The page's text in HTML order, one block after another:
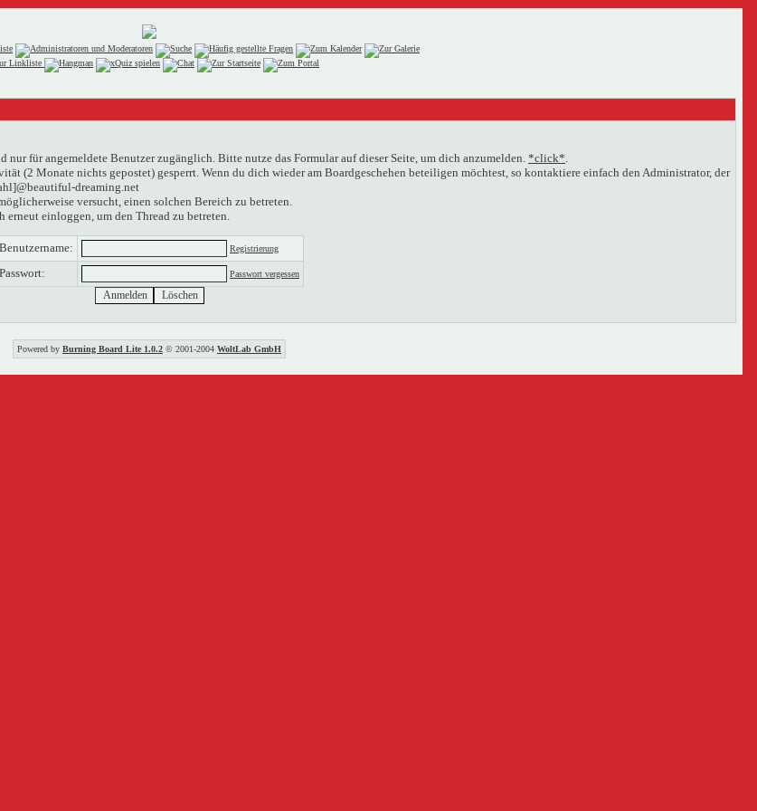
für angemeldete Benutzer zugänglich. Bitte nutze das Formular auf dieser Seite, um dich anzumelden. *click*.
(2 Monate nichts gepostet) gesperrt. Wenn du dich wieder am Boardgeschehen beteiligen möchtest, so kontaktiere einfach den Administrator, der
dreaming.net
versucht, einen solchen Bereich zu betreten.
einloggen, um den Thread zu betreten.
Benutzername: Registrierung
Passwort: Passwort vergessen
Powered by Burning Board Lite 1.0.2 © 2001-2004 WoltLab GmbH